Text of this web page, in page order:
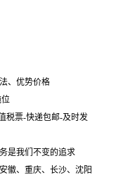
、优势价格
税票-快递包邮-及时发
是我们不变的追求
徽、重庆、长沙、沈阳